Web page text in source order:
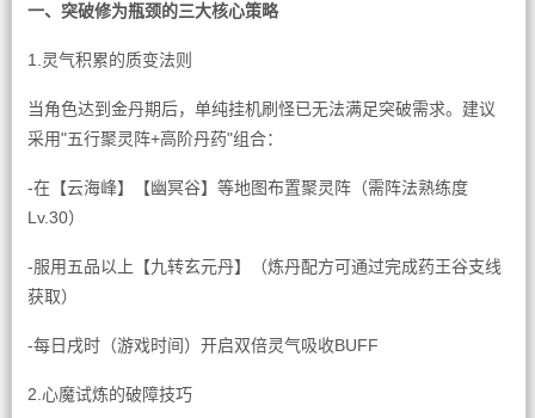
一、突破修为瓶颈的三大核心策略
1.灵气积累的质变法则
当角色达到金丹期后，单纯挂机刷怪已无法满足突破需求。建议
采用"五行聚灵阵+高阶丹药"组合：
-在【云海峰】【幽冥谷】等地图布置聚灵阵（需阵法熟练度
Lv.30）
-服用五品以上【九转玄元丹】（炼丹配方可通过完成药王谷支线
获取）
-每日戌时（游戏时间）开启双倍灵气吸收BUFF
2.心魔试炼的破障技巧